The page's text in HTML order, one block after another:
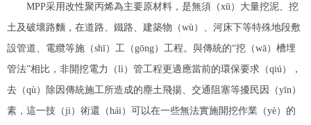
MPP采用改性聚丙烯為主要原材料，是無須（xū）大量挖泥、挖
土及破壞路麵，在道路、鐵路、建築物（wù）、河床下等特殊地段敷
設管道、電纜等施（shī）工（gōng）工程。與傳統的“挖（wā）槽埋
管法”相比，非開挖電力（lì）管工程更適應當前的環保要求（qiú），
去（qù）除因傳統施工所造成的塵土飛揚、交通阻塞等擾民因（yīn）
素，這一技（jì）術還（hái）可以在一些無法實施開挖作業（yè）的